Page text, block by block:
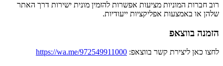
רוב חברות המוניות מציעות אפשרות להזמין מונית ישירות דרך האתר
שלהן או באמצעות אפליקציות ייעודיות.
הזמנה בווצאפ
לחצו כאן ליצירת קשר בווצאפ: https://wa.me/972549911000